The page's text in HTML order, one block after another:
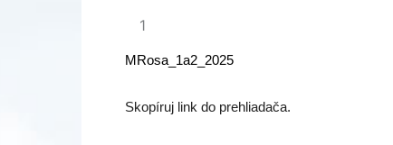
MRosa_1a2_2025
Skopíruj link do prehliadača.